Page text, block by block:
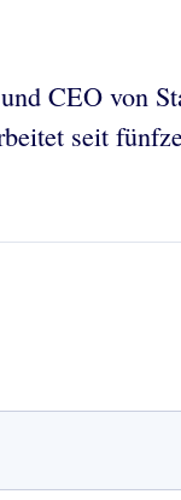
CEO von
seit